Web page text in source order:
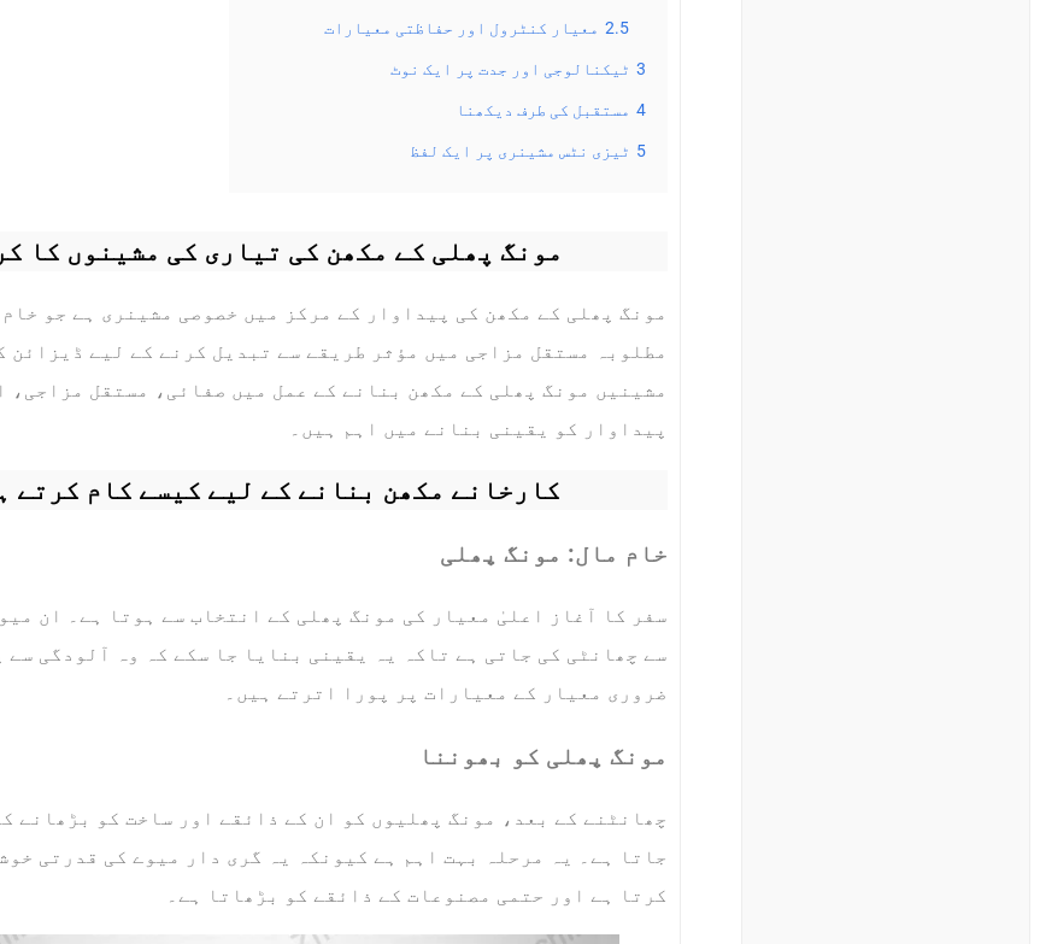
2.5 معیار کنٹرول اور حفاظتی معیارات
3 ٹیکنالوجی اور جدت پر ایک نوٹ
4 مستقبل کی طرف دیکھنا
5 ٹیزی نٹس مشینری پر ایک لفظ
مونگ پھلی کے مکھن کی تیاری کی مشینوں کا
مونگ پھلی کے مکھن کی پیداوار کے مرکز میں خصوصی مشینری ہے جو
مطلوبہ مستقل مزاجی میں مؤثر طریقے سے تبدیل کرنے کے لیے ڈیزائن
مشینیں مونگ پھلی کے مکھن بنانے کے عمل میں صفائی، مستقل مزاجی،
پیداوار کو یقینی بنانے میں اہم ہیں۔
کارخانے مکھن بنانے کے لیے کیسے کام کرتے
خام مال: مونگ پھلی
سفر کا آغاز اعلیٰ معیار کی مونگ پھلی کے انتخاب سے ہوتا ہے۔ ان
سے چھانٹی کی جاتی ہے تاکہ یہ یقینی بنایا جا سکے کہ وہ آلودگی سے
ضروری معیار کے معیارات پر پورا اترتے ہیں۔
مونگ پھلی کو بھوننا
چھانٹنے کے بعد، مونگ پھلیوں کو ان کے ذائقے اور ساخت کو بڑھانے
جاتا ہے۔ یہ مرحلہ بہت اہم ہے کیونکہ یہ گری دار میوے کی قدرتی
کرتا ہے اور حتمی مصنوعات کے ذائقے کو بڑھاتا ہے۔